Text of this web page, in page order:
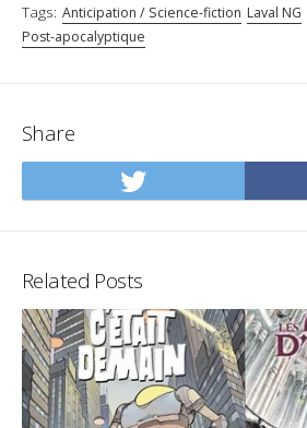
Tags: Anticipation / Science-fiction Laval NG
Post-apocalyptique
Share
Share
on
Related Posts